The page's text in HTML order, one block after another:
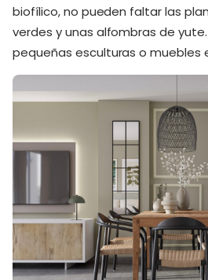
biofílico, no pueden faltar las
verdes y unas alfombras de
pequeñas esculturas o muebles